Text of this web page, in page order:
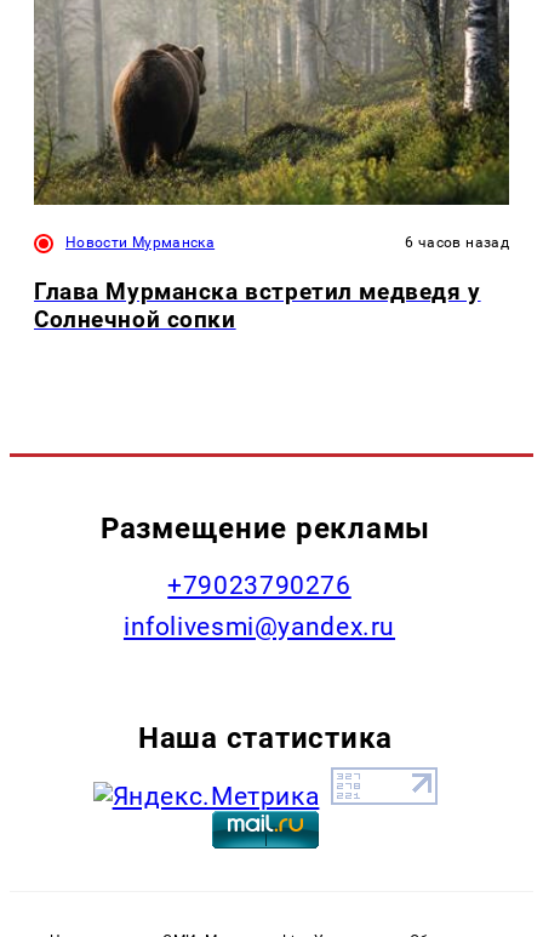
Новости Мурманска 6 часов назад
Глава Мурманска встретил медведя у
Солнечной сопки
Размещение рекламы
+79023790276
infolivesmi@yandex.ru
Наша статистика